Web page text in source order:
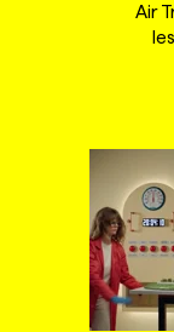
Air